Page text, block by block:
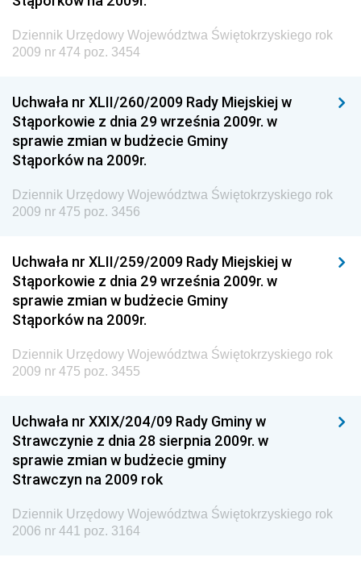
Dziennik Urzędowy Ministra Transportu, Budownictwa
i Gospodarki Morskiej
Dziennik Urzędowy Ministra Spraw Zagranicznych
Dziennik Urzędowy Centralnego Biura
Antykorupcyjnego
Wewnętrznego
Dziennik Urzędowy Urzędu Patentowego
Dziennik Urzędowy Generalnej Dyrekcji Dróg
Krajowych i Autostrad
Dziennik Urzędowy Ministra Środowiska
Dziennik Urzędowy Ministra Edukacji
Dziennik Urzędowy Ministra Przemysłu
Dziennik Urzędowy Ministra Finansów i Gospodarki
Dziennik Urzędowy Ministra do Spraw Unii
Dziennik Urzędowy Agencji Wywiadu
Dziennik Urzędowy Województwa Świętokrzyskiego rok
2009 nr 474 poz. 3454
Uchwała nr XLII/260/2009 Rady Miejskiej w
Stąporkowie z dnia 29 września 2009r. w
sprawie zmian w budżecie Gminy
Stąporków na 2009r.
Dziennik Urzędowy Województwa Świętokrzyskiego rok
2009 nr 475 poz. 3456
Uchwała nr XLII/259/2009 Rady Miejskiej w
Stąporkowie z dnia 29 września 2009r. w
sprawie zmian w budżecie Gminy
Stąporków na 2009r.
Dziennik Urzędowy Województwa Świętokrzyskiego rok
2009 nr 475 poz. 3455
Uchwała nr XXIX/204/09 Rady Gminy w
Strawczynie z dnia 28 sierpnia 2009r. w
sprawie zmian w budżecie gminy
Strawczyn na 2009 rok
Dziennik Urzędowy Województwa Świętokrzyskiego rok
2006 nr 441 poz. 3164